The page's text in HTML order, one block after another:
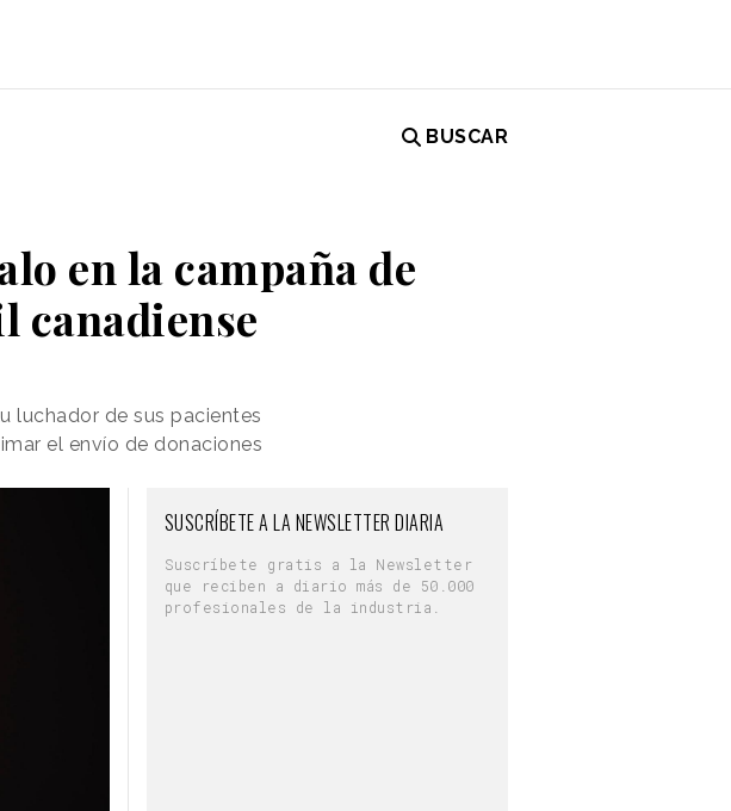
BUSCAR
en la campaña de
canadiense
luchador de sus pacientes
el envío de donaciones
SUSCRÍBETE A LA NEWSLETTER DIARIA
Suscríbete gratis a la Newsletter
que reciben a diario más de 50.000
profesionales de la industria.